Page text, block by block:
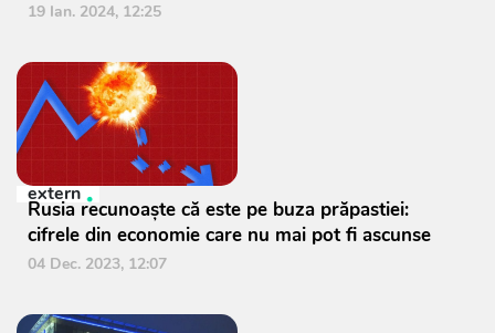
19 Ian. 2024, 12:25
extern
Rusia recunoaşte că este pe buza prăpastiei:
cifrele din economie care nu mai pot fi ascunse
04 Dec. 2023, 12:07